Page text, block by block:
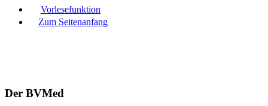
Vorlesefunktion
Zum Seitenanfang
Der BVMed